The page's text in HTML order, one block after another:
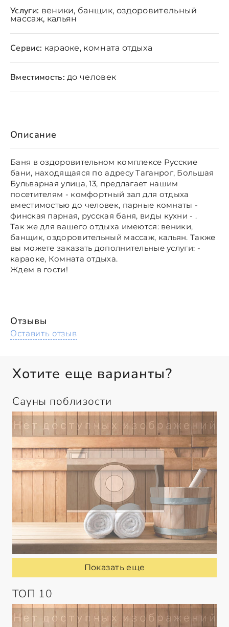
Описание
Баня в оздоровительном комплексе Русские
бани, находящаяся по адресу Таганрог, Большая
Бульварная улица, 13, предлагает нашим
посетителям - комфортный зал для отдыха
вместимостью до человек, парные комнаты -
финская парная, русская баня, виды кухни - .
Так же для вашего отдыха имеются: веники,
банщик, оздоровительный массаж, кальян. Также
вы можете заказать дополнительные услуги: -
караоке, Комната отдыха.
Ждем в гости!
Услуги: веники, банщик, оздоровительный
массаж, кальян
Сервис: караоке, комната отдыха
Вместимость: до человек
Отзывы
Оставить отзыв
Хотите еще варианты?
Сауны поблизости
Показать еще
ТОП 10